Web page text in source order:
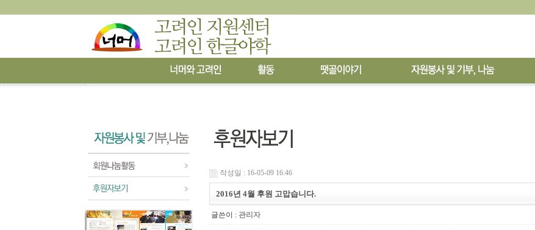
작성일 : 16-05-09 16:46
2016년 4월 후원 고맙습니다.
글쓴이 : 관리자